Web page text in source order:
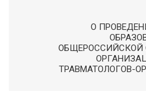
О
ОБЩЕРОССИЙСКОЙ
ТРАВМАТОЛОГОВ-